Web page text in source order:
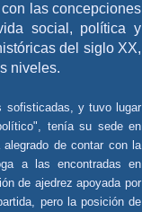
las concepciones
social, política y
del siglo XX,
niveles.
sofisticadas, y tuvo lugar
tenía su sede en
alegrado de contar con la
a las encontradas en
de ajedrez apoyada por
pero la posición de